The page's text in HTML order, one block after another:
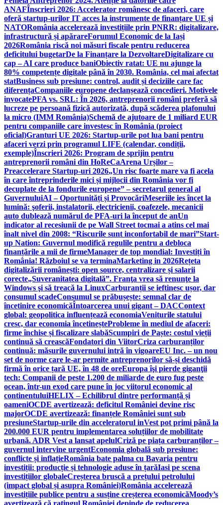
ANAFÎnscrieri 2026: Accelerator românesc de afaceri, care
oferă startup-urilor IT acces la instrumente de finanțare UE și
NATORomânia accelerează investițiile prin PNRR: digitalizare,
infrastructură și apărareForumul Economic de la Iași
2026România riscă noi măsuri fiscale pentru reducerea
deficitului bugetarDe la Finanțare la DezvoltareDigitalizare cu
cap – AI care produce baniObiectiv ratat: UE nu ajunge la
80% competențe digitale până în 2030. România, cel mai afectat
statBusiness sub presiune: control, audit și deciziile care fac
diferențaCompaniile europene declanșează concedieri. Motivele
invocatePFA vs. SRL: În 2026, antreprenorii români preferă să
lucreze pe persoană fizică autorizată, după scăderea plafonului
la micro (IMM România)Schemă de ajutoare de 1 miliard EUR
pentru companiile care investesc în România (proiect
oficial)Granturi UE 2026: Startup-urile pot lua bani pentru
afaceri verzi prin programul LIFE (calendar, condiții,
exemple)Înscrieri 2026: Program de sprijin pentru
antreprenorii români din HoReCaArena Urșilor –
Preaccelerare Startup-uri 2026„Un risc foarte mare va fi acela
în care întreprinderile mici și mijlocii din România vor fi
decuplate de la fondurile europene” – secretarul general al
GuvernuluiAI – Oportunități și ProvocăriMeseriile ies încet la
lumină: şoferii, instalatorii, electricienii, coafezele, mecanicii
auto dublează numărul de PFA-uri la început de anUn
indicator al recesiunii de pe Wall Street tocmai a atins cel mai
înalt nivel din 2008: “Riscurile sunt inconfortabil de mari”Start-
up Nation: Guvernul modifică regulile pentru a debloca
finanțările a mii de firmeManager de top mondial: Investiți în
România! Războiul se va terminaMarketing in 2026Rețeta
digitalizării românești: open source, centralizare și salarii
corecte„Suveranitatea digitală”. Franţa vrea să renunţe la
Windows şi să treacă la LinuxCarburanții se ieftinesc ușor, dar
consumul scadeConsumul se prăbușește: semnal clar de
încetinire economicăÎntoarcerea unui gigant – DACContext
global: geopolitica influențează economiaVeniturile statului
cresc, dar economia încetineșteProbleme în mediul de afaceri:
firme închise și fiscalizare slabăScumpiri de Paște: costul vieții
continuă să creascăFondatori din ViitorCriza carburanților
continuă: măsurile guvernului intră în vigoareEU Inc. – un nou
set de norme care le-ar permite antreprenorilor să-și deschidă
firmă în orice țară UE, în 48 de oreEuropa îşi pierde giganţii
tech: Companii de peste 1.200 de miliarde de euro fug peste
ocean, într-un exod care pune în joc viitorul economic al
continentuluiHELIX – Echilibrul dintre performanță și
oameniOCDE avertizează: deficitul României devine risc
majorOCDE avertizează: finanțele României sunt sub
presiuneStartup-urile din acceleratorul inVest pot primi până la
200.000 EUR pentru implementarea soluțiilor de mobilitate
urbană. ADR Vest a lansat apelulCriză pe piața carburanților –
guvernul intervine urgentEconomia globală sub presiune:
conflicte și inflațieRomânia bate palma cu Bavaria pentru
investiții: producție și tehnologie aduse în țarăIasi pe scena
investițiilor globaleCreșterea bruscă a prețului petrolului
(impact global și asupra României)România accelerează
investițiile publice pentru a susține creșterea economicăMoody’s
avertizează că ratingul României depinde de reducerea